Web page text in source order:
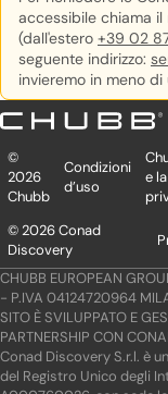
accessibile chiama
(dall'estero +39 02
seguente indirizzo:
invieremo in meno
©
2026
Chubb
Condizioni
d’uso
e la
© 2026 Conad
Discovery
CHUBB EUROPEAN
- P.IVA 04124720964
SITO È SVILUPPATO E
PARTNERSHIP CON
Conad Discovery S.r.l. è
del Registro Unico degli